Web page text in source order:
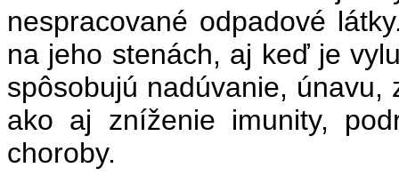
nespracované odpadové
na jeho stenách, aj keď je
spôsobujú nadúvanie, únavu,
ako aj zníženie imunity,
choroby.